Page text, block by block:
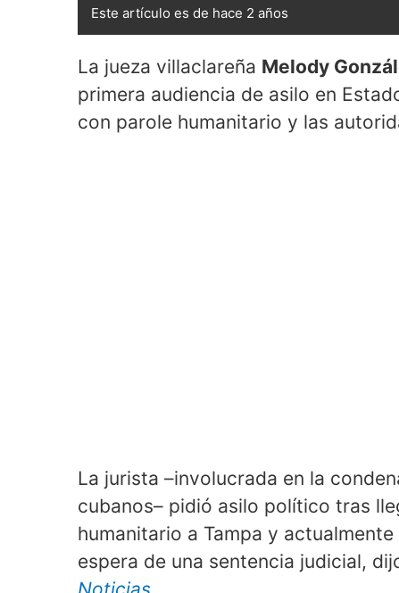
Este artículo es de hace 2 años
La jueza villaclareña Melody
primera audiencia de asilo en
con parole humanitario y las
La jurista –involucrada en la
cubanos– pidió asilo político tras
humanitario a Tampa y
espera de una sentencia judicial,